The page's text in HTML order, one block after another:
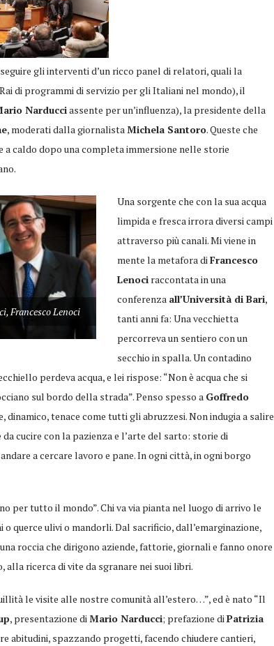
gli interventi d’un ricco panel di relatori, quali la
Raidi programmi di servizio per gli Italiani nel mondo), il
Narducciassente per un’influenza), la presidente della
, moderati dalla giornalistaMichela Santoro.Queste che
caldo dopo una completa immersione nelle storie
Francesco Lenoci
Una sorgente che con la sua acqua
limpida e fresca irrora diversi campi
attraverso più canali. Mi viene in
mente la metafora diFrancesco
Lenoci raccontatain una
conferenza all’Università di Bari,
tanti anni fa:Una vecchietta
percorreva un sentiero con un
secchio in spalla. Un contadino
perdeva acqua,e lei rispose: “Non è acqua che si
sul bordo della strada”.Penso spessoa Goffredo
dinamico, tenace come tutti gli abruzzesi. Non indugia a salire
cucire con la pazienza e l’arte del sarto: storie di
a cercare lavoro e pane. In ogni città, in ogni borgo
per tutto il mondo”. Chi va via pianta nel luogo di arrivo le
o querce ulivi o mandorli. Dal sacrificio, dall’emarginazione,
roccia che dirigono aziende, fattorie, giornali e fanno onore
alla ricerca di vite da sgranare nei suoi libri.
le visite alle nostre comunità all’estero…”, ed è nato “Il
, presentazione diMario Narducci; prefazione diPatrizia
abitudini, spazzando progetti, facendo chiudere cantieri,